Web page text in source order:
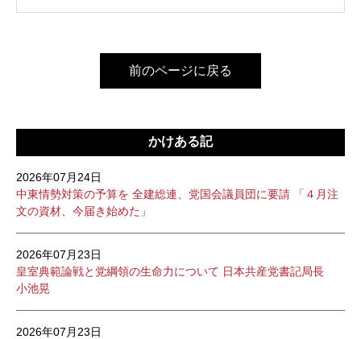
前のページに戻る
かけある記
2026年07月24日
中東情勢対策の予算を 全建総連、党国会議員団に要請 「４月注
文の資材、今届き始めた」
2026年07月23日
皇室典範論戦と党綱領の生命力について 日本共産党書記局長
小池晃
2026年07月23日